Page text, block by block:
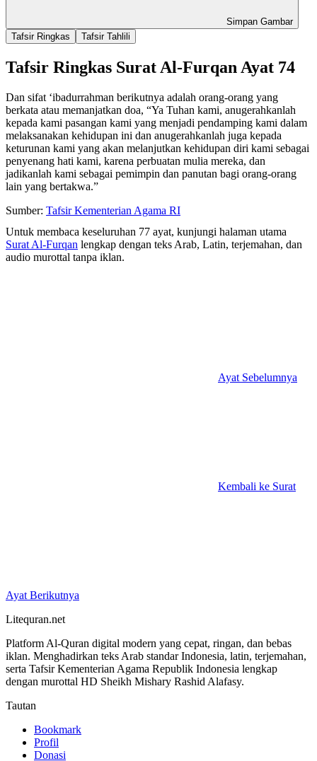
Simpan Gambar
Tafsir Ringkas
Tafsir Tahlili
Tafsir Ringkas Surat Al-Furqan Ayat 74
Dan sifat ‘ibadurrahman berikutnya adalah orang-orang yang
berkata atau memanjatkan doa, “Ya Tuhan kami, anugerahkanlah
kepada kami pasangan kami yang menjadi pendamping kami dalam
melaksanakan kehidupan ini dan anugerahkanlah juga kepada
keturunan kami yang akan melanjutkan kehidupan diri kami sebagai
penyenang hati kami, karena perbuatan mulia mereka, dan
jadikanlah kami sebagai pemimpin dan panutan bagi orang-orang
lain yang bertakwa.”
Sumber: Tafsir Kementerian Agama RI
Untuk membaca keseluruhan 77 ayat, kunjungi halaman utama
Surat Al-Furqan lengkap dengan teks Arab, Latin, terjemahan, dan
audio murottal tanpa iklan.
Ayat Sebelumnya
Kembali ke Surat
Ayat Berikutnya
Litequran.net
Platform Al-Quran digital modern yang cepat, ringan, dan bebas
iklan. Menghadirkan teks Arab standar Indonesia, latin, terjemahan,
serta Tafsir Kementerian Agama Republik Indonesia lengkap
dengan murottal HD Sheikh Mishary Rashid Alafasy.
Tautan
Bookmark
Profil
Donasi